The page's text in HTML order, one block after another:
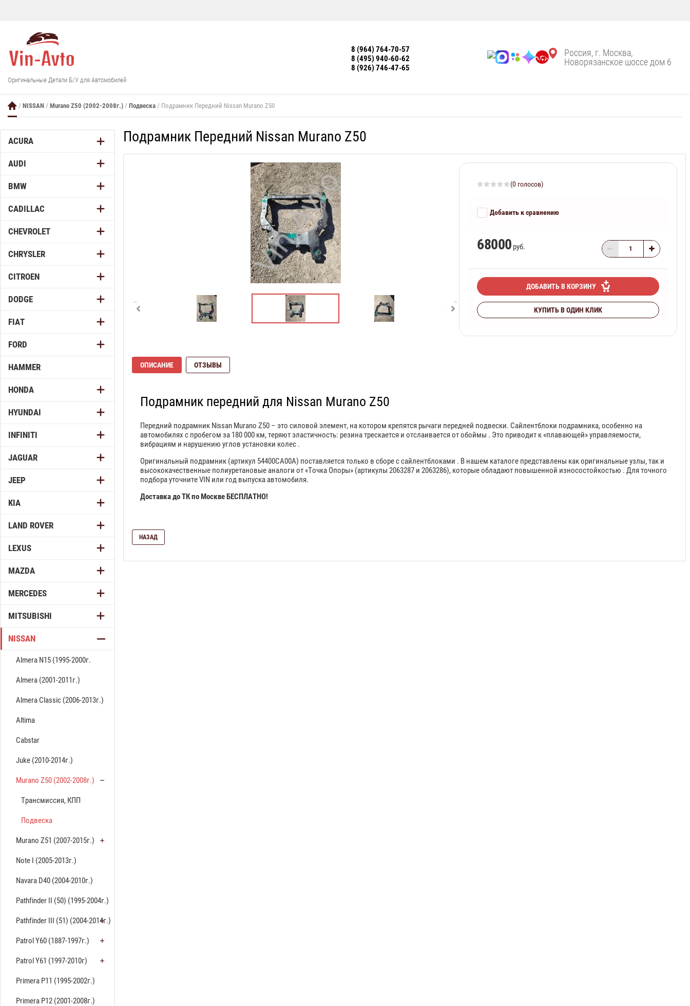
Оригинальные Детали Б/У для Автомобилей
8 (964) 764-70-57
8 (495) 940-60-62
8 (926) 746-47-65
Россия, г. Москва,
Новорязанское шоссе дом 6
/ NISSAN / Murano Z50 (2002-2008г.) / Подвеска / Подрамник Передний Nissan Murano Z50
ACURA
AUDI
BMW
CADILLAC
CHEVROLET
CHRYSLER
CITROEN
DODGE
FIAT
FORD
HAMMER
HONDA
HYUNDAI
INFINITI
JAGUAR
JEEP
KIA
LAND ROVER
LEXUS
MAZDA
MERCEDES
MITSUBISHI
NISSAN
Almera N15 (1995-2000г.
Almera (2001-2011г.)
Almera Classic (2006-2013г.)
Altima
Cabstar
Juke (2010-2014г.)
Murano Z50 (2002-2008г.)
Трансмиссия, КПП
Подвеска
Murano Z51 (2007-2015г.)
Note I (2005-2013г.)
Navara D40 (2004-2010г.)
Pathfinder II (50) (1995-2004г.)
Pathfinder III (51) (2004-2014г.)
Patrol Y60 (1887-1997г.)
Patrol Y61 (1997-2010г)
Primera P11 (1995-2002г.)
Primera P12 (2001-2008г.)
Подрамник Передний Nissan Murano Z50
(0 голосов)
Добавить к сравнению
68000 руб.
ДОБАВИТЬ В КОРЗИНУ
КУПИТЬ В ОДИН КЛИК
ОПИСАНИЕ ОТЗЫВЫ
Подрамник передний для Nissan Murano Z50
Передний подрамник Nissan Murano Z50 – это силовой элемент, на котором крепятся рычаги передней подвески. Сайлентблоки подрамника, особенно на
автомобилях с пробегом за 180 000 км, теряют эластичность: резина трескается и отслаивается от обоймы . Это приводит к «плавающей» управляемости,
вибрациям и нарушению углов установки колес .
Оригинальный подрамник (артикул 54400CA00A) поставляется только в сборе с сайлентблоками . В нашем каталоге представлены как оригинальные узлы, так и
высококачественные полиуретановые аналоги от «Точка Опоры» (артикулы 2063287 и 2063286), которые обладают повышенной износостойкостью . Для точного
подбора уточните VIN или год выпуска автомобиля.
Доставка до ТК по Москве БЕСПЛАТНО!
НАЗАД